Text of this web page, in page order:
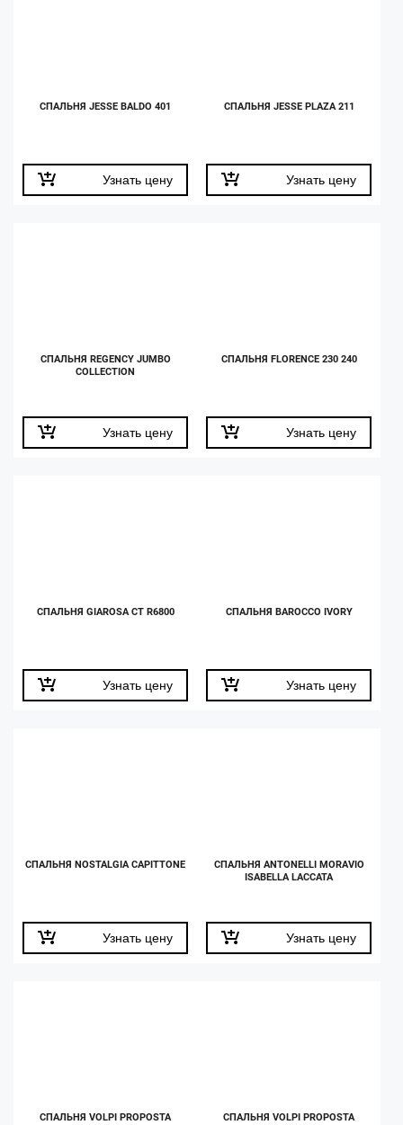
СПАЛЬНЯ JESSE BALDO 401
Узнать цену
СПАЛЬНЯ JESSE PLAZA 211
Узнать цену
СПАЛЬНЯ REGENCY JUMBO
COLLECTION
Узнать цену
СПАЛЬНЯ FLORENCE 230 240
Узнать цену
СПАЛЬНЯ GIAROSA CT R6800
Узнать цену
СПАЛЬНЯ BAROCCO IVORY
Узнать цену
СПАЛЬНЯ NOSTALGIA CAPITTONE
Узнать цену
СПАЛЬНЯ ANTONELLI MORAVIO
ISABELLA LACCATA
Узнать цену
СПАЛЬНЯ VOLPI PROPOSTA
СПАЛЬНЯ VOLPI PROPOSTA